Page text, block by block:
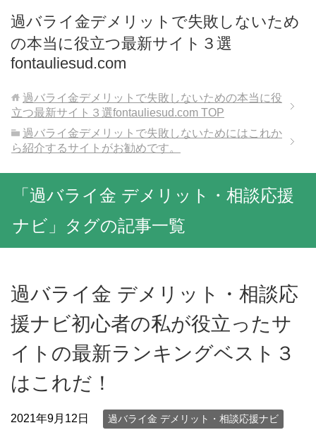
過バライ金デメリットで失敗しないため
の本当に役立つ最新サイト３選
fontauliesud.com
過バライ金デメリットで失敗しないための本当に役
立つ最新サイト３選fontauliesud.com TOP
過バライ金デメリットで失敗しないためにはこれか
ら紹介するサイトがお勧めです。
「過バライ金 デメリット・相談応援
ナビ」タグの記事一覧
過バライ金 デメリット・相談応
援ナビ初心者の私が役立ったサ
イトの最新ランキングベスト３
はこれだ！
2021年9月12日 過バライ金 デメリット・相談応援ナビ